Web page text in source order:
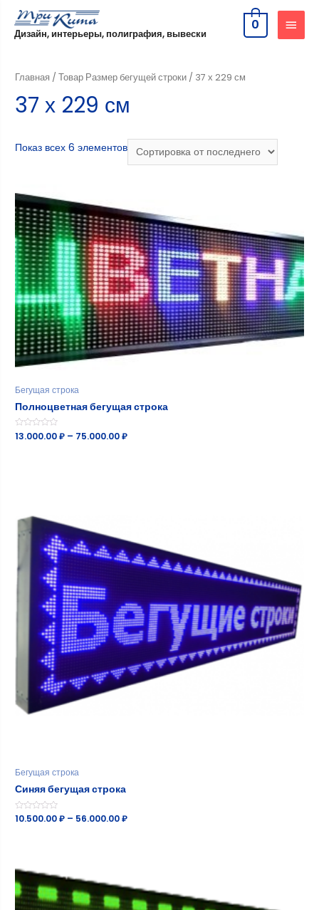
Дизайн, интерьеры, полиграфия, вывески
0
Главная / Товар Размер бегущей строки / 37 х 229 см
37 х 229 см
Показ всех 6 элементов
Бегущая строка
Полноцветная бегущая строка
Оценка
0
13.000.00₽ – 75.000.00₽
Бегущая строка
Синяя бегущая строка
Оценка
10.500.00₽ – 56.000.00₽